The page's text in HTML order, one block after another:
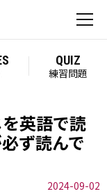
QUIZ
練習問題
英語で読
ず読んで
2024-09-02